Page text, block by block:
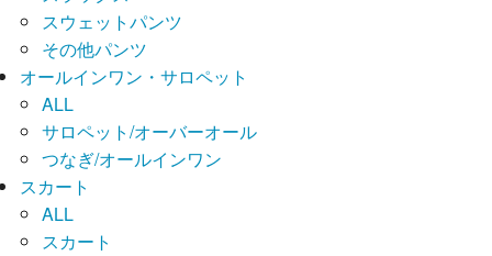
スウェットパンツ
その他パンツ
オールインワン・サロペット
ALL
サロペット/オーバーオール
つなぎ/オールインワン
スカート
ALL
スカート